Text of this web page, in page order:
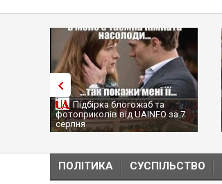
Підбірка блогожаб та
фотоприколів від UAINFO за 7
серпня
ПОЛІТИКА СУСПІЛЬСТВО